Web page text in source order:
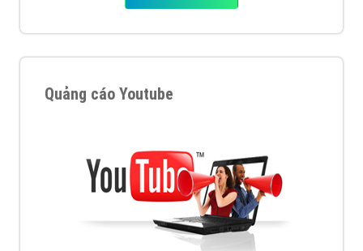
Quảng cáo Youtube